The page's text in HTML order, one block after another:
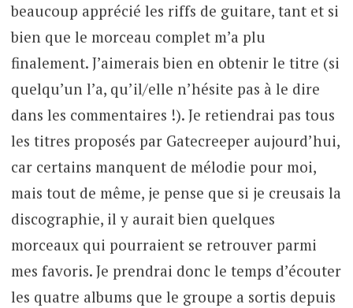
beaucoup apprécié les riffs de guitare, tant et si
bien que le morceau complet m’a plu
finalement. J’aimerais bien en obtenir le titre (si
quelqu’un l’a, qu’il/elle n’hésite pas à le dire
dans les commentaires !). Je retiendrai pas tous
les titres proposés par Gatecreeper aujourd’hui,
car certains manquent de mélodie pour moi,
mais tout de même, je pense que si je creusais la
discographie, il y aurait bien quelques
morceaux qui pourraient se retrouver parmi
mes favoris. Je prendrai donc le temps d’écouter
les quatre albums que le groupe a sortis depuis